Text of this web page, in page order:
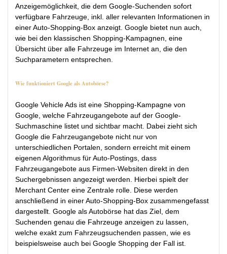
Anzeigemöglichkeit, die dem Google-Suchenden sofort
verfügbare Fahrzeuge, inkl. aller relevanten Informationen in
einer Auto-Shopping-Box anzeigt. Google bietet nun auch,
wie bei den klassischen Shopping-Kampagnen, eine
Übersicht über alle Fahrzeuge im Internet an, die den
Suchparametern entsprechen.
Wie funktioniert Google als Autobörse?
Google Vehicle Ads ist eine Shopping-Kampagne von
Google, welche Fahrzeugangebote auf der Google-
Suchmaschine listet und sichtbar macht. Dabei zieht sich
Google die Fahrzeugangebote nicht nur von
unterschiedlichen Portalen, sondern erreicht mit einem
eigenen Algorithmus für Auto-Postings, dass
Fahrzeugangebote aus Firmen-Websiten direkt in den
Suchergebnissen angezeigt werden. Hierbei spielt der
Merchant Center eine Zentrale rolle. Diese werden
anschließend in einer Auto-Shopping-Box zusammengefasst
dargestellt. Google als Autobörse hat das Ziel, dem
Suchenden genau die Fahrzeuge anzeigen zu lassen,
welche exakt zum Fahrzeugsuchenden passen, wie es
beispielsweise auch bei Google Shopping der Fall ist.